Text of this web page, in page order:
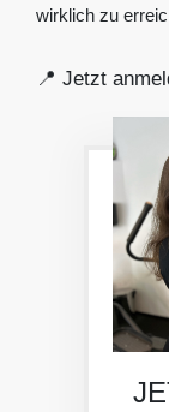
wirklich zu
📍 Jetzt